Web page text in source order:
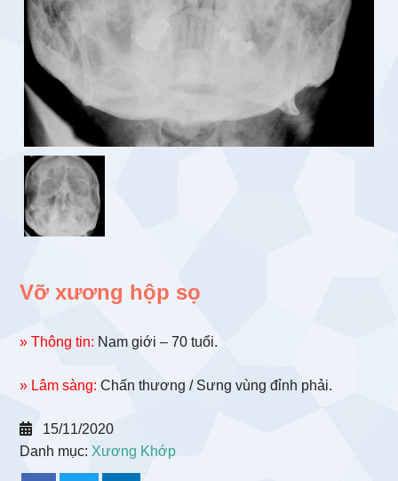
Vỡ xương hộp sọ
» Thông tin: Nam giới – 70 tuổi.
» Lâm sàng: Chấn thương / Sưng vùng đỉnh phải.
15/11/2020
Danh mục:Xương Khớp